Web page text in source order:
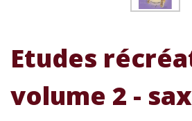
Etudes
volume 2 -